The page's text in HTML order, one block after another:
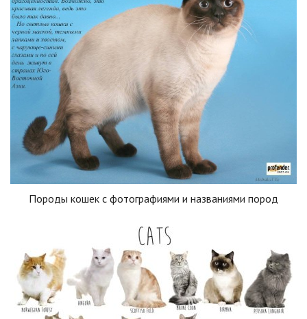
Породы кошек с фотографиями и названиями пород